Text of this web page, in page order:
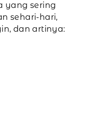
yang sering
sehari-hari,
dan artinya: